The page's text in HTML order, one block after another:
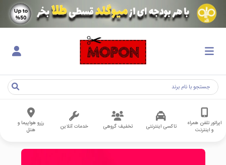
اپراتور تلفن همراه
و اینترنت
تاکسی اینترنتی تخفیف گروهی خدمات آنلاین
رزرو هواپیما و
هتل